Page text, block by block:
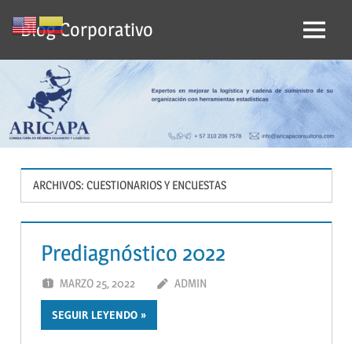
contenido
Blog Corporativo Menu
ARCHIVOS: CUESTIONARIOS Y ENCUESTAS
Prediagnóstico 2022
MARZO 25, 2022 ADMIN
SEGUIR LEYENDO